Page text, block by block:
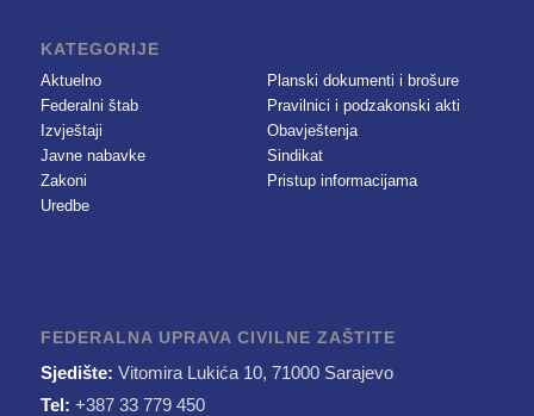
KATEGORIJE
Aktuelno
Federalni štab
Izvještaji
Javne nabavke
Zakoni
Uredbe
Planski dokumenti i brošure
Pravilnici i podzakonski akti
Obavještenja
Sindikat
Pristup informacijama
FEDERALNA UPRAVA CIVILNE ZAŠTITE
Sjedište: Vitomira Lukića 10, 71000 Sarajevo
Tel: +387 33 779 450